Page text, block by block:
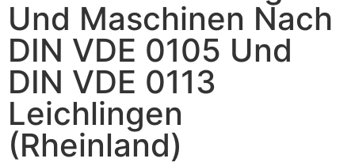
Und Maschinen Nach
DIN VDE 0105 Und
DIN VDE 0113
Leichlingen
(Rheinland)